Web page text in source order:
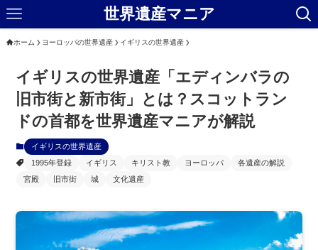
世界遺産マニア
ホーム ヨーロッパの世界遺産 イギリスの世界遺産
イギリスの世界遺産「エディンバラの
旧市街と新市街」とは？スコットラン
ドの首都を世界遺産マニアが解説
イギリスの世界遺産
1995年登録
イギリス キリスト教 ヨーロッパ
各遺産の解説
宮殿
旧市街 城 文化遺産